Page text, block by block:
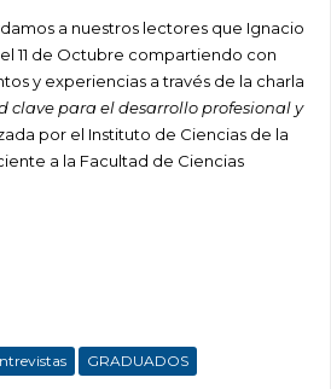
a nuestros lectores que Ignacio
11 de Octubre compartiendo con
y experiencias a través de la charla
clave para el desarrollo profesional y
por el Instituto de Ciencias de la
a la Facultad de Ciencias
GRADUADOS